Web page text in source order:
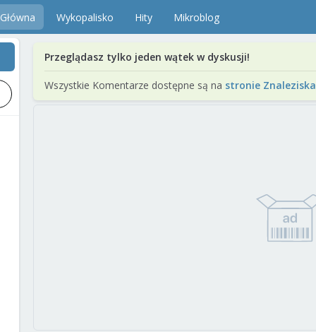
Główna Wykopalisko Hity Mikroblog
Przeglądasz tylko jeden wątek w dyskusji!
Wszystkie Komentarze dostępne są na stronie Znaleziska